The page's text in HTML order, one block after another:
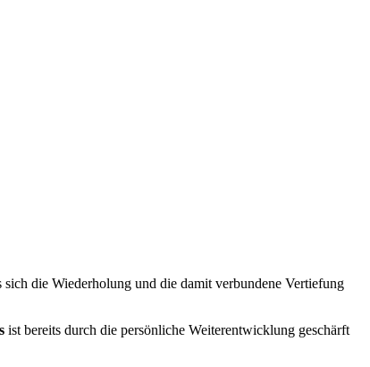
die Wiederholung und die damit verbundene Vertiefung
ist bereits durch die persönliche Weiterentwicklung geschärft